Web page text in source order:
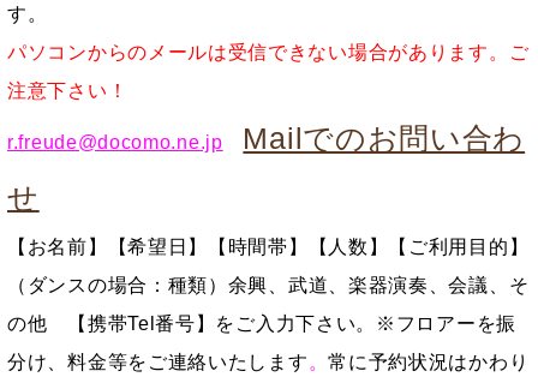
す。
パソコンからのメールは受信できない場合があります。ご
注意下さい！
r.freude@docomo.ne.jp
Mailでのお問い合わ
せ
【 お名前】【希望日】 【時間帯】【人数】【ご利用目的 】
（ダンスの場合 ：種類）余興、武道、楽器演奏、会議、そ
の他
【携帯Tel番号】 をご入力下さい。※フロアーを振
分け、料金等をご連絡いたします 。常に予約状況はかわり